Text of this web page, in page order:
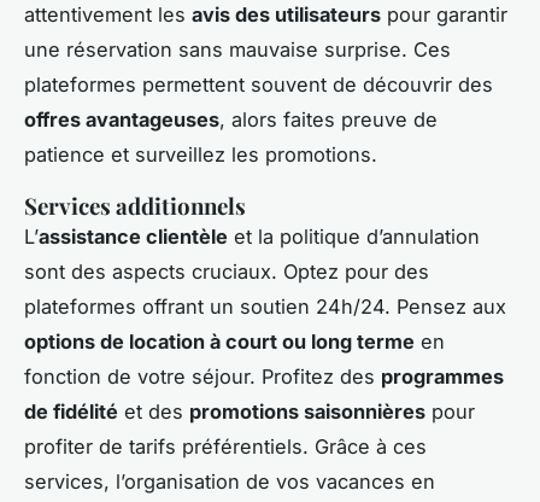
attentivement les avis des utilisateurs pour garantir
une réservation sans mauvaise surprise. Ces
plateformes permettent souvent de découvrir des
offres avantageuses, alors faites preuve de
patience et surveillez les promotions.
Services additionnels
L’assistance clientèle et la politique d’annulation
sont des aspects cruciaux. Optez pour des
plateformes offrant un soutien 24h/24. Pensez aux
options de location à court ou long terme en
fonction de votre séjour. Profitez des programmes
de fidélité et des promotions saisonnières pour
profiter de tarifs préférentiels. Grâce à ces
services, l’organisation de vos vacances en